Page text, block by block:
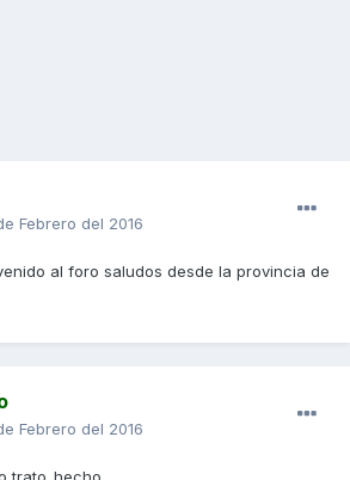
Febrero del 2016
al foro saludos desde la provincia de
Febrero del 2016